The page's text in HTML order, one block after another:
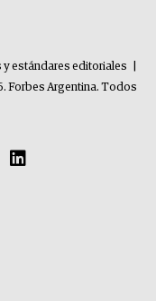
y estándares editoriales
Forbes Argentina. Todos